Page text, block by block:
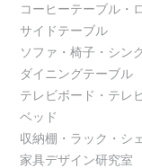
コーヒーテーブル・
サイドテーブル
ソファ・椅子・シン
ダイニングテーブル
テレビボード・テレ
ベッド
収納棚・ラック・シ
家具デザイン研究室